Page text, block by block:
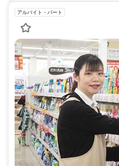
アルバイト・パート